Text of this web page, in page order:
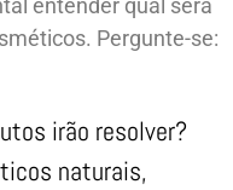
entender qual será
Pergunte-se:
irão resolver?
naturais,